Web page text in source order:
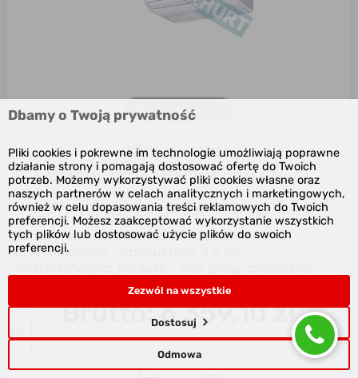
Szybki podgląd
Klimatyzator
AC12CS1ERA/1U12BS2ERA Haier
przypodłogowo-przysufitowy 3,5 kW
Klimatyzator AC12CS1ERA/1U12BS2ERA Haier
przypodłogowo - przysufitowy 3,5 kW
Netto: 5 170,00 zł
Brutto:6 359,10 zł
Odmowa
Dostosuj
Zezwól na wszystkie
Dbamy o Twoją prywatność
Pliki cookies i pokrewne im technologie umożliwiają poprawne
działanie strony i pomagają dostosować ofertę do Twoich
potrzeb. Możemy wykorzystywać pliki cookies własne oraz
naszych partnerów w celach analitycznych i marketingowych,
również w celu dopasowania treści reklamowych do Twoich
preferencji. Możesz zaakceptować wykorzystanie wszystkich
tych plików lub dostosować użycie plików do swoich
preferencji.